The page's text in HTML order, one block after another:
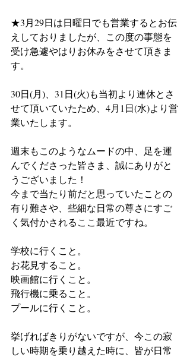
★3月29日は日曜日でも営業するとお伝
えしておりましたが、この度の事態を
受け急遽やはりお休みをさせて頂きま
す。
30日(月)、31日(火)も当初より連休とさ
せて頂いていたため、4月1日(水)より営
業いたします。
週末もこのようなムードの中、足を運
んでくださった皆さま、誠にありがと
うございました！
今まで当たり前だと思っていたことの
有り難さや、些細な日常の尊さにすご
く気付かされるここ最近ですね。
学校に行くこと。
お花見すること。
映画館に行くこと。
飛行機に乗ること。
プールに行くこと。
挙げればきりがないですが、今この寂
しい時期を乗り越えた時に、皆が日常